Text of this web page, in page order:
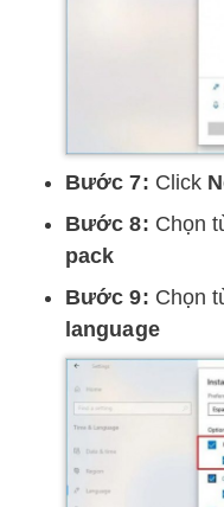
Bước 7: Click
Bước 8: Chọn
pack
Bước 9: Chọn
language